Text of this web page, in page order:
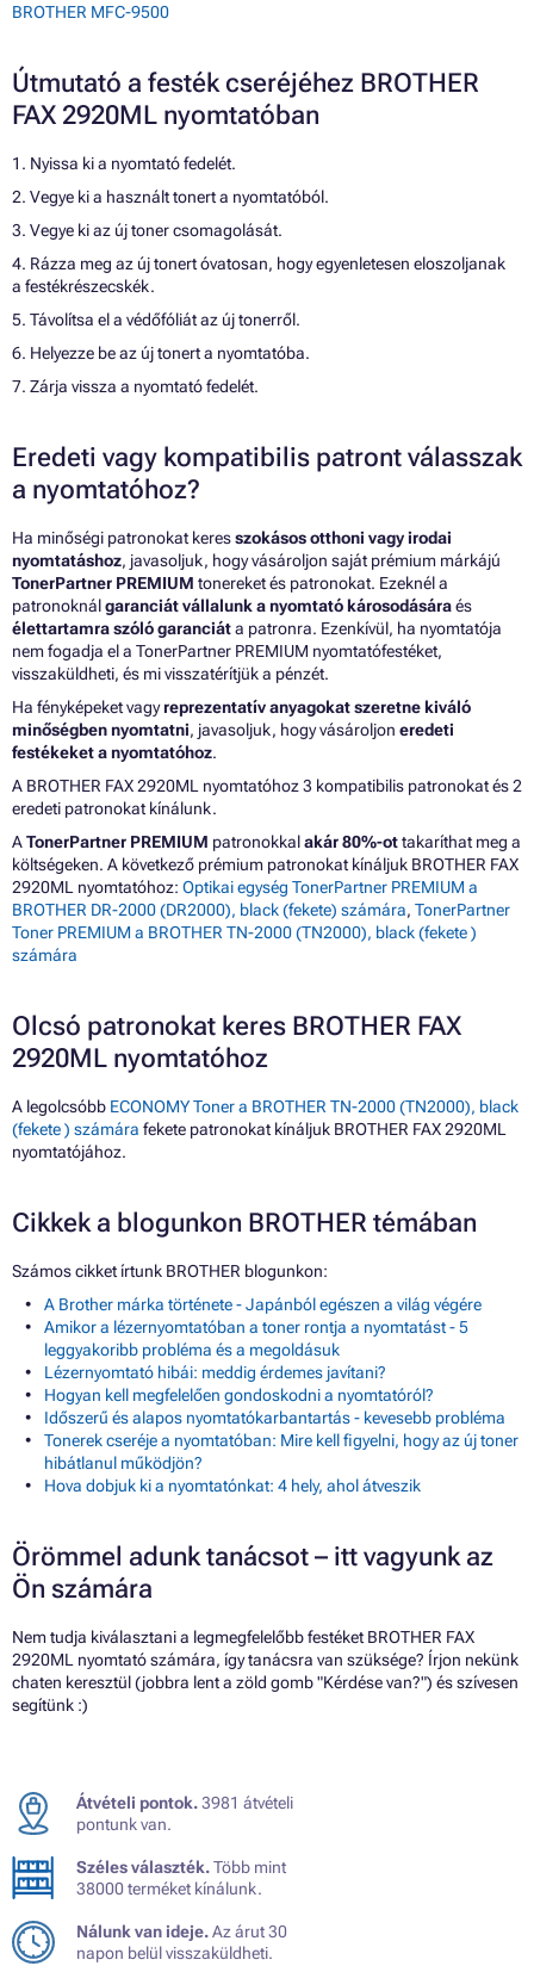
BROTHER MFC-9500
Útmutató a festék cseréjéhez BROTHER
FAX 2920ML nyomtatóban
1. Nyissa ki a nyomtató fedelét.
2. Vegye ki a használt tonert a nyomtatóból.
3. Vegye ki az új toner csomagolását.
4. Rázza meg az új tonert óvatosan, hogy egyenletesen eloszoljanak
a festékrészecskék.
5. Távolítsa el a védőfóliát az új tonerről.
6. Helyezze be az új tonert a nyomtatóba.
7. Zárja vissza a nyomtató fedelét.
Eredeti vagy kompatibilis patront válasszak
a nyomtatóhoz?
Ha minőségi patronokat keresszokásos otthoni vagy irodai
nyomtatáshoz, javasoljuk, hogy vásároljon saját prémium márkájú
TonerPartner PREMIUM tonereket és patronokat. Ezeknél a
patronoknálgaranciát vállalunk a nyomtató károsodásáraés
élettartamra szóló garanciáta patronra. Ezenkívül, ha nyomtatója
nem fogadja el a TonerPartner PREMIUM nyomtatófestéket,
visszaküldheti, és mi visszatérítjük a pénzét.
Ha fényképeket vagyreprezentatív anyagokat szeretne kiváló
minőségben nyomtatni, javasoljuk, hogy vásároljon eredeti
festékeket a nyomtatóhoz.
A BROTHER FAX 2920ML nyomtatóhoz 3 kompatibilis patronokat és 2
eredeti patronokat kínálunk.
ATonerPartner PREMIUM patronokkalakár 80%-ottakaríthat meg a
költségeken. A következő prémium patronokat kínáljuk BROTHER FAX
2920ML nyomtatóhoz: Optikai egység TonerPartner PREMIUM a
BROTHER DR-2000 (DR2000), black (fekete) számára, TonerPartner
Toner PREMIUM a BROTHER TN-2000 (TN2000), black (fekete )
számára
Olcsó patronokat keres BROTHER FAX
2920ML nyomtatóhoz
A legolcsóbb ECONOMY Toner a BROTHER TN-2000 (TN2000), black
(fekete ) számára fekete patronokat kínáljuk BROTHER FAX 2920ML
nyomtatójához.
Cikkek a blogunkon BROTHER témában
Számos cikket írtunk BROTHER blogunkon:
A Brother márka története - Japánból egészen a világ végére
Amikor a lézernyomtatóban a toner rontja a nyomtatást - 5
leggyakoribb probléma és a megoldásuk
Lézernyomtató hibái: meddig érdemes javítani?
Hogyan kell megfelelően gondoskodni a nyomtatóról?
Időszerű és alapos nyomtatókarbantartás - kevesebb probléma
Tonerek cseréje a nyomtatóban: Mire kell figyelni, hogy az új toner
hibátlanul működjön?
Hova dobjuk ki a nyomtatónkat: 4 hely, ahol átveszik
Örömmel adunk tanácsot – itt vagyunk az
Ön számára
Nem tudja kiválasztani a legmegfelelőbb festéket BROTHER FAX
2920ML nyomtató számára, így tanácsra van szüksége? Írjon nekünk
chaten keresztül (jobbra lent a zöld gomb "Kérdése van?") és szívesen
segítünk :)
Átvételi pontok.3981 átvételi
pontunk van.
Széles választék.Több mint
38000 terméket kínálunk.
Nálunk van ideje.Az árut 30
napon belül visszaküldheti.